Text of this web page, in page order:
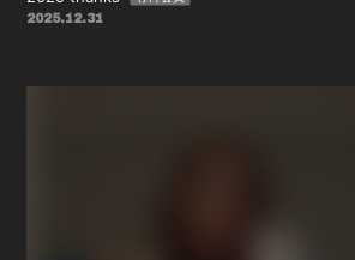
2025.12.31